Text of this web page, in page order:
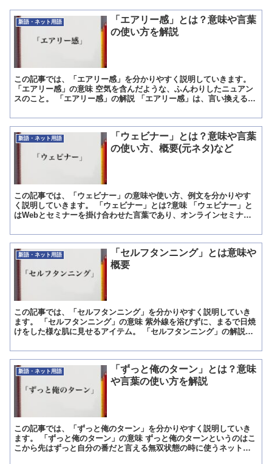
新語・ネット用語
「エアリー感」とは？意味や言葉
の使い方を解説
この記事では、「エアリー感」を分かりやすく説明していきます。
「エアリー感」の意味 空気を含んだような、ふんわりしたニュアン
スのこと。 「エアリー感」の解説 「エアリー感」は、言い換えると
新語・ネット用語
「ウェビナー」とは？意味や言葉
の使い方、概要(元ネタ)など
この記事では、「ウェビナー」の意味や使い方、例文を分かりやす
く説明していきます。 「ウェビナー」とは?意味 「ウェビナー」と
はWebとセミナーを掛け合わせた言葉であり、オンラインセミナー
新語・ネット用語
「セルフタンニング」とは意味や
概要
この記事では、「セルフタンニング」を分かりやすく説明していき
ます。 「セルフタンニング」の意味 紫外線を浴びずに、まるで日焼
けをした様な肌に見せるアイテム。 「セルフタンニング」の解説
新語・ネット用語
「ずっと俺のターン」とは？意味
や言葉の使い方を解説
この記事では、「ずっと俺のターン」を分かりやすく説明していき
ます。 「ずっと俺のターン」の意味 ずっと俺のターンというのはこ
こから先はずっと自分の番だと言える無双状態の時に使うネットス